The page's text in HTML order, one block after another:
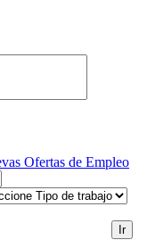
Ofertas de Empleo
Ir